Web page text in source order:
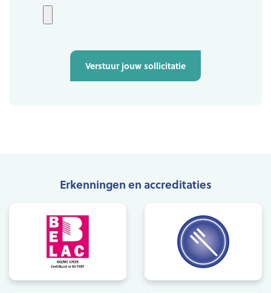
Verstuur jouw sollicitatie
Erkenningen en accreditaties